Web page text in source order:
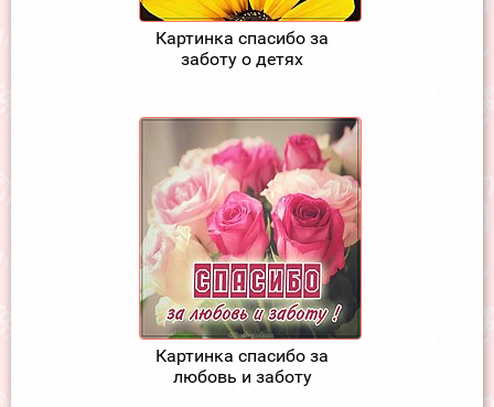
Картинка спасибо за
заботу о детях
Картинка спасибо за
любовь и заботу